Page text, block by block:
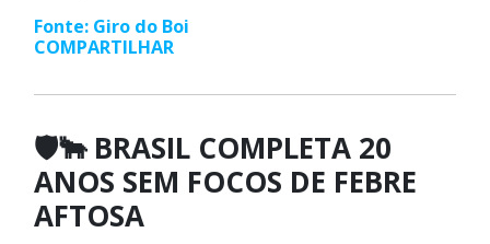
Fonte: Giro do Boi
COMPARTILHAR
🛡️🐂 BRASIL COMPLETA 20
ANOS SEM FOCOS DE FEBRE
AFTOSA